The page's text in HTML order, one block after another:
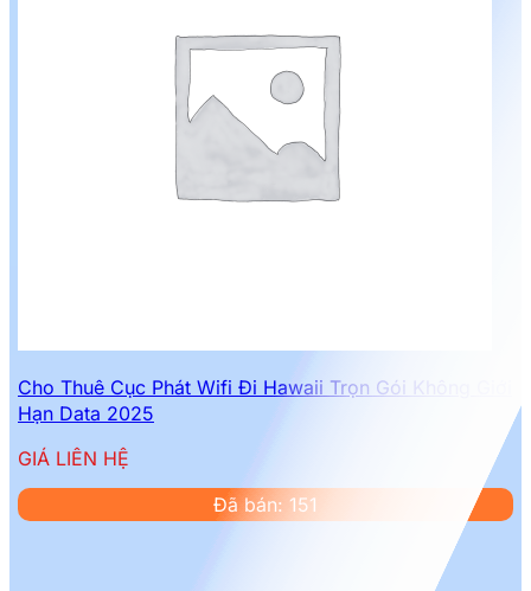
Cho Thuê Cục Phát Wifi Đi Hawaii Trọn Gói Không Giới
Hạn Data 2025
GIÁ LIÊN HỆ
Đã bán: 151